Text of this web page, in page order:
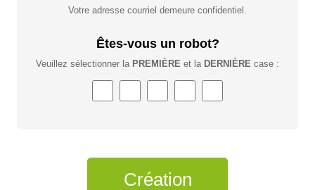
Votre adresse courriel demeure confidentiel.
Êtes-vous un robot?
Veuillez sélectionner la PREMIÈRE et la DERNIÈRE case :